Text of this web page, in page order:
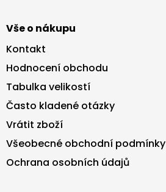
Vše o nákupu
Kontakt
Hodnocení obchodu
Tabulka velikostí
Často kladené otázky
Vrátit zboží
Všeobecné obchodní podmínky
Ochrana osobních údajů